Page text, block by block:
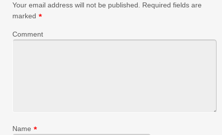
Your email address will not be published.
Required fields are
marked *
Comment
Name *